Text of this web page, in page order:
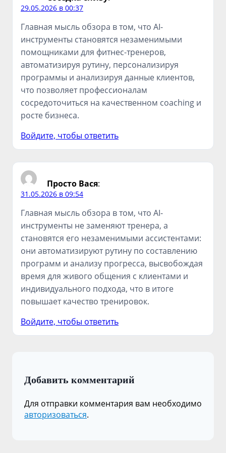
29.05.2026 в 00:37
Главная мысль обзора в том, что AI-
инструменты становятся незаменимыми
помощниками для фитнес-тренеров,
автоматизируя рутину, персонализируя
программы и анализируя данные клиентов,
что позволяет профессионалам
сосредоточиться на качественном coaching и
росте бизнеса.
Войдите, чтобы ответить
Просто Вася:
31.05.2026 в 09:54
Главная мысль обзора в том, что AI-
инструменты не заменяют тренера, а
становятся его незаменимыми ассистентами:
они автоматизируют рутину по составлению
программ и анализу прогресса, высвобождая
время для живого общения с клиентами и
индивидуального подхода, что в итоге
повышает качество тренировок.
Войдите, чтобы ответить
Добавить комментарий
Для отправки комментария вам необходимо
авторизоваться.